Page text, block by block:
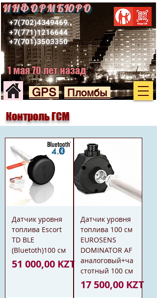
ИНФОРМБЮРО
+7(701)3503350
+7(702)4349469
+7(771)1216644
GPS Пломбы
1 мая 70 лет назад
Контроль ГСМ
Датчик уровня
топлива Escort
TD BLE
(Bluetoth)100 см
Цена
51 000,00 KZT
Датчик уровня
топлива 100 см
EUROSENS
DOMINATOR AF
аналоговый+ча
стотный 100 см
Цена
17 500,00 KZT